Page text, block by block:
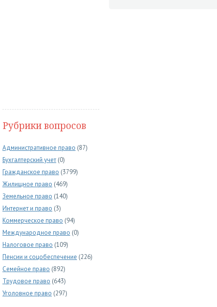
Рубрики вопросов
Административное право (87)
Бухгалтерский учет (0)
Гражданское право (3799)
Жилищное право (469)
Земельное право (140)
Интернет и право (3)
Коммерческое право (94)
Международное право (0)
Налоговое право (109)
Пенсии и соцобеспечение (226)
Семейное право (892)
Трудовое право (643)
Уголовное право (297)